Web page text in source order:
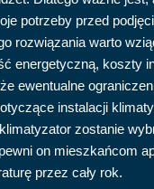
potrzeby przed
rozwiązania warto
energetyczną, koszty
ewentualne
instalacji
zostanie
on mieszkańcom
przez cały rok.